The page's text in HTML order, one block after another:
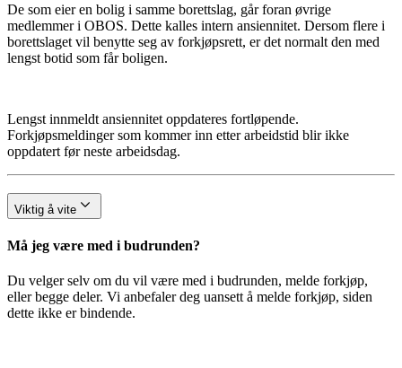
De som eier en bolig i samme borettslag, går foran øvrige
medlemmer i OBOS. Dette kalles intern ansiennitet. Dersom flere i
borettslaget vil benytte seg av forkjøpsrett, er det normalt den med
lengst botid som får boligen.
Lengst innmeldt ansiennitet oppdateres fortløpende.
Forkjøpsmeldinger som kommer inn etter arbeidstid blir ikke
oppdatert før neste arbeidsdag.
Viktig å vite
Må jeg være med i budrunden?
Du velger selv om du vil være med i budrunden, melde forkjøp,
eller begge deler. Vi anbefaler deg uansett å melde forkjøp, siden
dette ikke er bindende.